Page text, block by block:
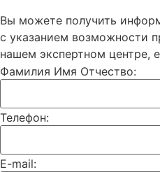
Вы можете получить
с указанием возможности
нашем экспертном центре,
Фамилия Имя Отчество:
Телефон:
E-mail: